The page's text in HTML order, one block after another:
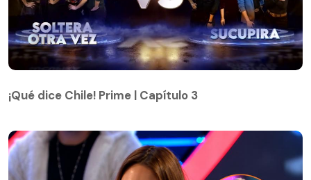
¡Qué dice Chile! Prime | Capítulo 3